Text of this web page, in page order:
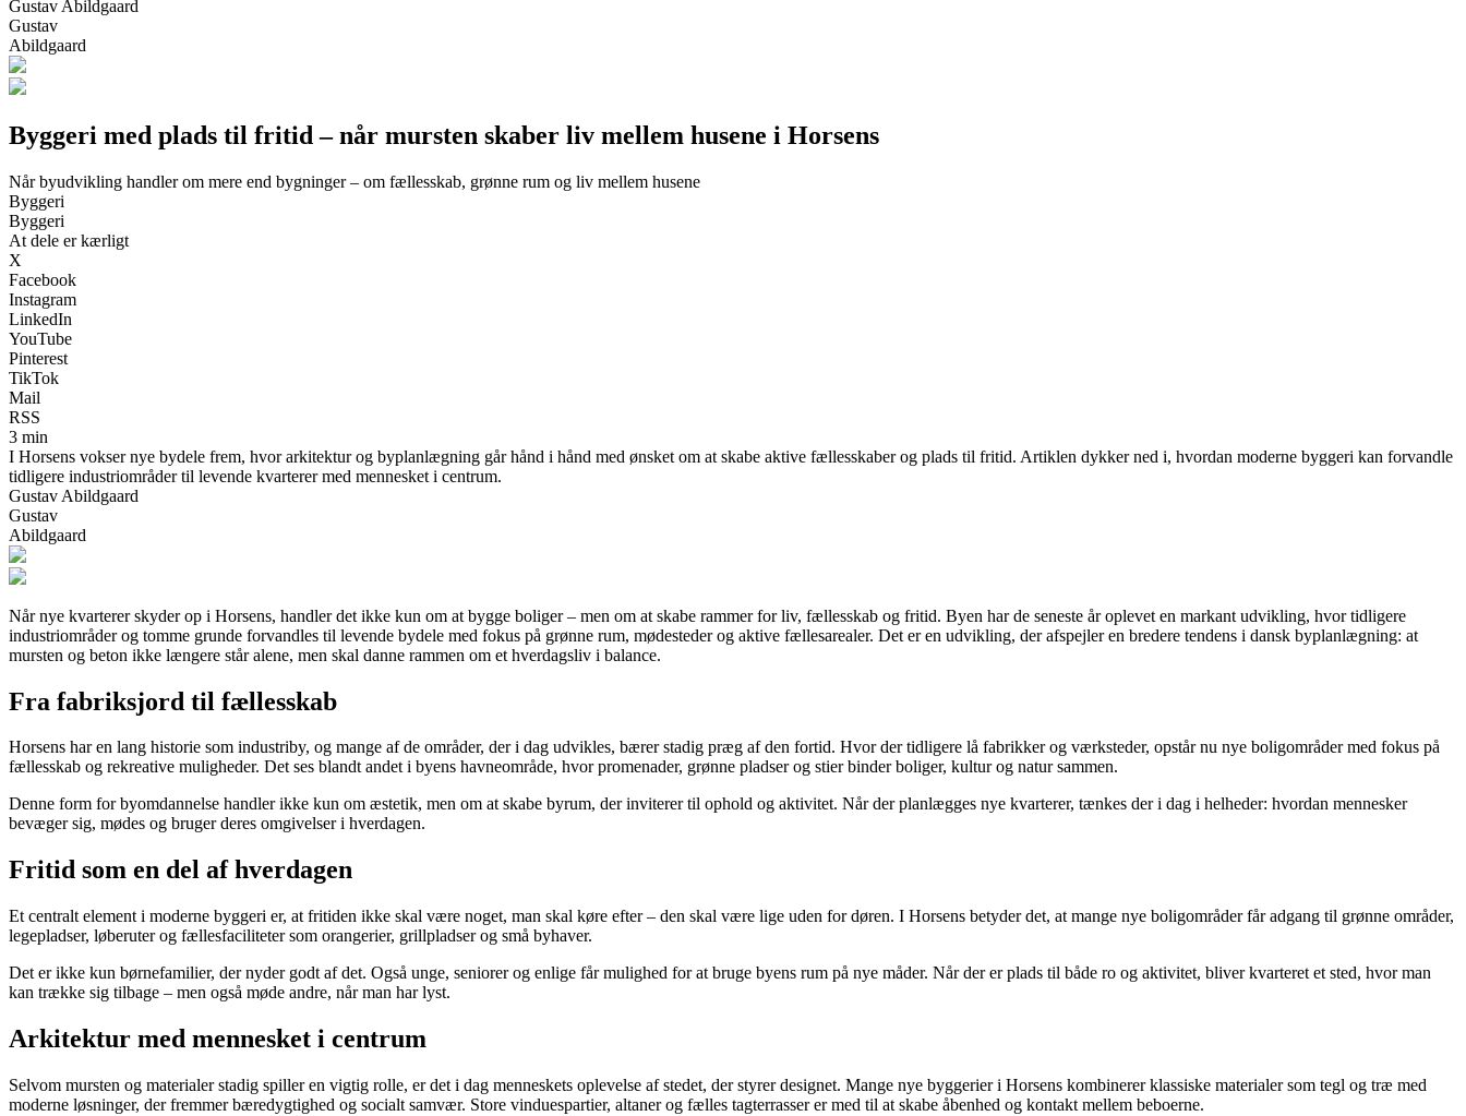
Gustav Abildgaard
Gustav
Abildgaard
Byggeri med plads til fritid – når mursten skaber liv mellem husene i Horsens
Når byudvikling handler om mere end bygninger – om fællesskab, grønne rum og liv mellem husene
Byggeri
Byggeri
At dele er kærligt
X
Facebook
Instagram
LinkedIn
YouTube
Pinterest
TikTok
Mail
RSS
3 min
I Horsens vokser nye bydele frem, hvor arkitektur og byplanlægning går hånd i hånd med ønsket om at skabe aktive fællesskaber og plads til fritid. Artiklen dykker ned i, hvordan moderne byggeri kan forvandle
tidligere industriområder til levende kvarterer med mennesket i centrum.
Gustav Abildgaard
Gustav
Abildgaard
Når nye kvarterer skyder op i Horsens, handler det ikke kun om at bygge boliger – men om at skabe rammer for liv, fællesskab og fritid. Byen har de seneste år oplevet en markant udvikling, hvor tidligere
industriområder og tomme grunde forvandles til levende bydele med fokus på grønne rum, mødesteder og aktive fællesarealer. Det er en udvikling, der afspejler en bredere tendens i dansk byplanlægning: at
mursten og beton ikke længere står alene, men skal danne rammen om et hverdagsliv i balance.
Fra fabriksjord til fællesskab
Horsens har en lang historie som industriby, og mange af de områder, der i dag udvikles, bærer stadig præg af den fortid. Hvor der tidligere lå fabrikker og værksteder, opstår nu nye boligområder med fokus på
fællesskab og rekreative muligheder. Det ses blandt andet i byens havneområde, hvor promenader, grønne pladser og stier binder boliger, kultur og natur sammen.
Denne form for byomdannelse handler ikke kun om æstetik, men om at skabe byrum, der inviterer til ophold og aktivitet. Når der planlægges nye kvarterer, tænkes der i dag i helheder: hvordan mennesker
bevæger sig, mødes og bruger deres omgivelser i hverdagen.
Fritid som en del af hverdagen
Et centralt element i moderne byggeri er, at fritiden ikke skal være noget, man skal køre efter – den skal være lige uden for døren. I Horsens betyder det, at mange nye boligområder får adgang til grønne områder,
legepladser, løberuter og fællesfaciliteter som orangerier, grillpladser og små byhaver.
Det er ikke kun børnefamilier, der nyder godt af det. Også unge, seniorer og enlige får mulighed for at bruge byens rum på nye måder. Når der er plads til både ro og aktivitet, bliver kvarteret et sted, hvor man
kan trække sig tilbage – men også møde andre, når man har lyst.
Arkitektur med mennesket i centrum
Selvom mursten og materialer stadig spiller en vigtig rolle, er det i dag menneskets oplevelse af stedet, der styrer designet. Mange nye byggerier i Horsens kombinerer klassiske materialer som tegl og træ med
moderne løsninger, der fremmer bæredygtighed og socialt samvær. Store vinduespartier, altaner og fælles tagterrasser er med til at skabe åbenhed og kontakt mellem beboerne.